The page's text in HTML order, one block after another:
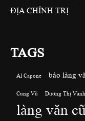
ĐỊA CHÍNH TRỊ
TAGS
Al Capone báo làng
Cung Vũ Dương Thị
làng văn cũ